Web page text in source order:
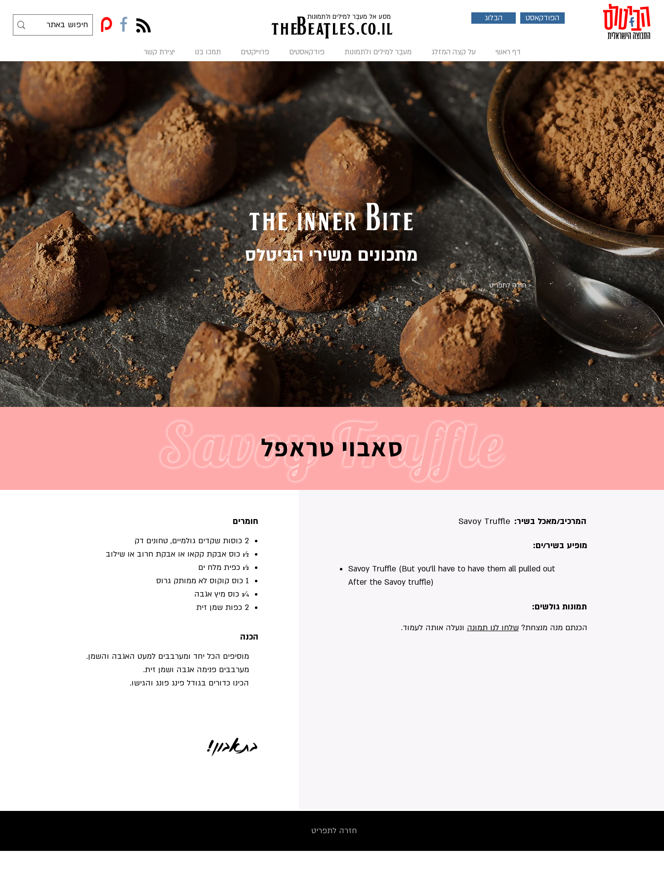
f הבלוג הפודקאסט theBeaTles.co.il
מסע אל מעבֶר למילים ולתמונות
דף ראשי על קצה המזלג מעבֶר למילים ולתמונות פודקאסטים פרוייקטים תִמכו בנו יצירת קשר
the inner bite
מתכונים משירי הביטלס
< חזרה לתפריט
Savoy Truffle
סאבוי טראפל
חומרים
2 כוסות שקדים גולמיים, טחונים דק
1⁄2 כוס אבקת קקאו או אבקת חרוב או שילוב
1⁄3 כפית מלח ים
1 כוס קוקוס לא ממותק גרוס
3⁄4 כוס מיץ אגבה
2 כפות שמן זית
הכנה
מוסיפים הכל יחד ומערבבים למעט האגבה והשמן.
מערבבים פנימה אגבה ושמן זית.
הכינו כדורים בגודל פינג פונג והגישו.
בתאבון!
Savoy Truffle המרכיב/מאכל בשיר:
מופיע בשיר/ים:
Savoy Truffle (But you'll have to have them all pulled out
After the Savoy truffle)
תמונות גולשים:
הכנתם מנה מנצחת?שלחו לנו תמונה ונעלה אותה לעמוד.
חזרה לתפריט